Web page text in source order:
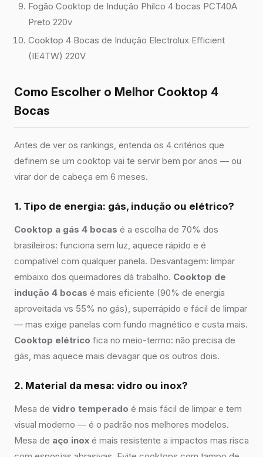
Fogão Cooktop de Indução Philco 4 bocas PCT40A
Preto 220v
Cooktop 4 Bocas de Indução Electrolux Efficient
(IE4TW) 220V
Como Escolher o Melhor Cooktop 4
Bocas
Antes de ver os rankings, entenda os 4 critérios que
definem se um cooktop vai te servir bem por anos — ou
virar dor de cabeça em 6 meses.
1. Tipo de energia: gás, indução ou elétrico?
Cooktop a gás 4 bocas é a escolha de 70% dos
brasileiros: funciona sem luz, aquece rápido e é
compatível com qualquer panela. Desvantagem: limpar
embaixo dos queimadores dá trabalho. Cooktop de
indução 4 bocas é mais eficiente (90% de energia
aproveitada vs 55% no gás), superrápido e fácil de limpar
— mas exige panelas com fundo magnético e custa mais.
Cooktop elétrico fica no meio-termo: não precisa de
gás, mas aquece mais devagar que os outros dois.
2. Material da mesa: vidro ou inox?
Mesa de vidro temperado é mais fácil de limpar e tem
visual moderno — é o padrão nos melhores modelos.
Mesa de aço inox é mais resistente a impactos mas risca